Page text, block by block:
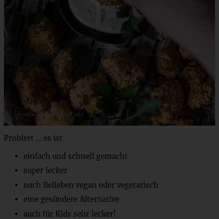
Probiert … es ist
einfach und schnell gemacht
super lecker
nach Belieben vegan oder vegetarisch
eine gesündere Alternative
auch für Kids sehr lecker!